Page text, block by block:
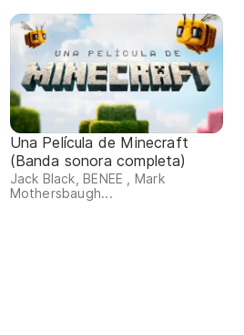
Una Película de Minecraft
(Banda sonora completa)
Jack Black, BENEE , Mark
Mothersbaugh...